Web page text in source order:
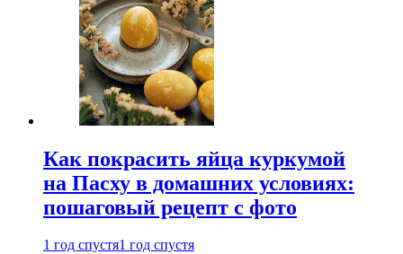
Как покрасить яйца куркумой
на Пасху в домашних условиях:
пошаговый рецепт с фото
1 год спустя1 год спустя